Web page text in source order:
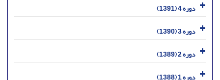
دوره 4 (1391)
دوره 3 (1390)
دوره 2 (1389)
دوره 1 (1388)